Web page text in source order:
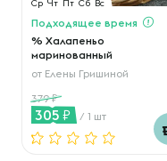
Ср Чт Пт Сб Вс
Подходящее время
% Халапеньо
маринованный
от Елены Гришиной
379
305 / 1 шт